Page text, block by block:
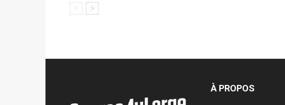
À PROPOS